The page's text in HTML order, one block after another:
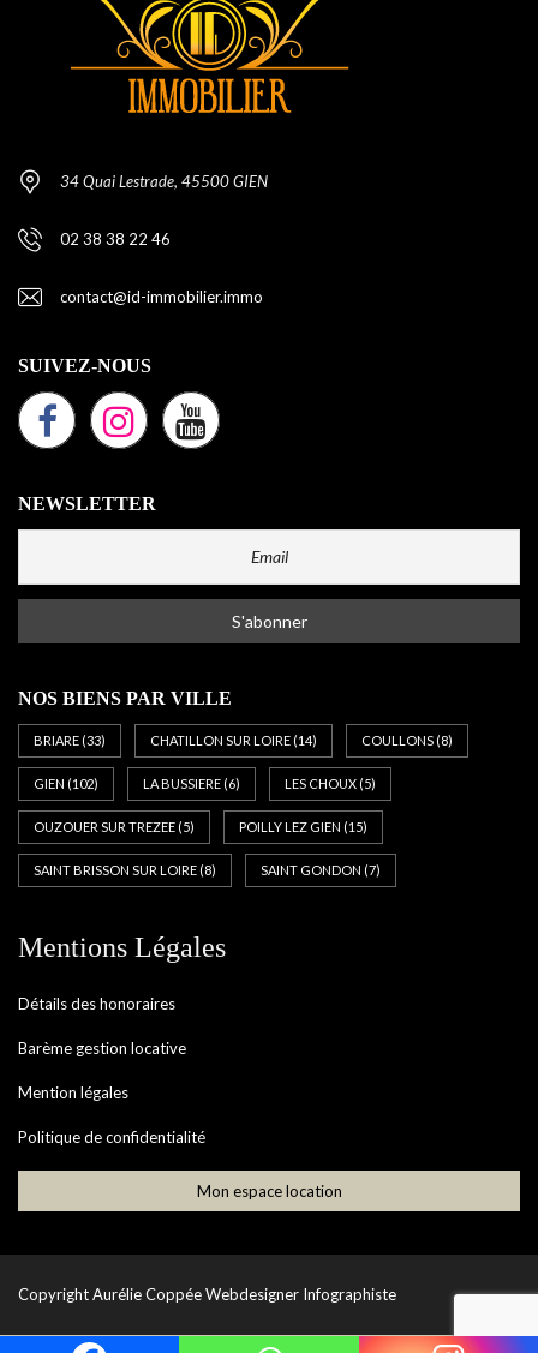
34 Quai Lestrade, 45500 GIEN
02 38 38 22 46
contact@id-immobilier.immo
SUIVEZ-NOUS
NEWSLETTER
NOS BIENS PAR VILLE
BRIARE (33) CHATILLON SUR LOIRE (14) COULLONS (8)
GIEN (102) LA BUSSIERE (6) LES CHOUX (5)
OUZOUER SUR TREZEE (5) POILLY LEZ GIEN (15)
SAINT BRISSON SUR LOIRE (8) SAINT GONDON (7)
Mentions Légales
Détails des honoraires
Barème gestion locative
Mention légales
Politique de confidentialité
Mon espace location
CopyrightAurélie Coppée Webdesigner Infographiste